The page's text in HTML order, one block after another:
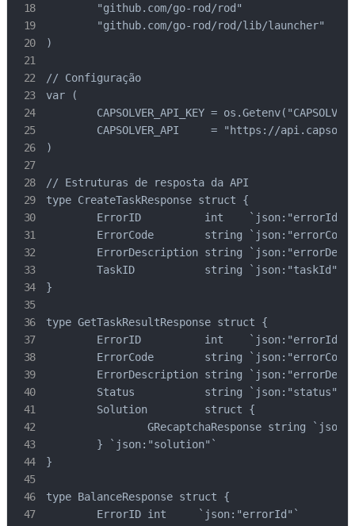
)
// Configuração
var (
)
// Estruturas de resposta da API
type CreateTaskResponse struct {
}
type GetTaskResultResponse struct {
}
type BalanceResponse struct {